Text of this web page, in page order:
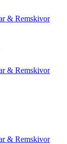
& Remskivor
& Remskivor
& Remskivor